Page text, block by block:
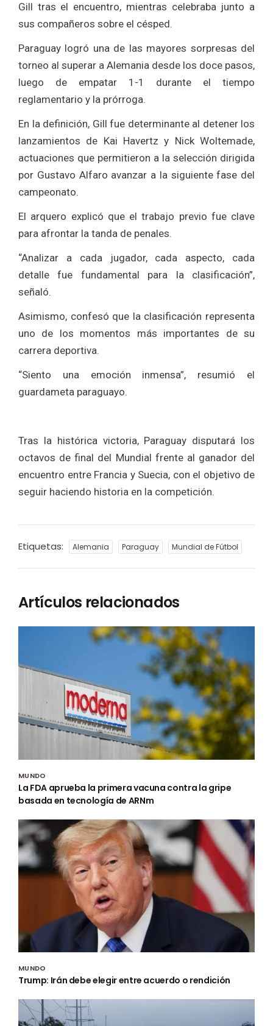
Gill tras el encuentro, mientras celebraba junto a
sus compañeros sobre el césped.
Paraguay logró una de las mayores sorpresas del
torneo al superar a Alemania desde los doce pasos,
luego de empatar 1-1 durante el tiempo
reglamentario y la prórroga.
En la definición, Gill fue determinante al detener los
lanzamientos de Kai Havertz y Nick Woltemade,
actuaciones que permitieron a la selección dirigida
por Gustavo Alfaro avanzar a la siguiente fase del
campeonato.
El arquero explicó que el trabajo previo fue clave
para afrontar la tanda de penales.
“Analizar a cada jugador, cada aspecto, cada
detalle fue fundamental para la clasificación”,
señaló.
Asimismo, confesó que la clasificación representa
uno de los momentos más importantes de su
carrera deportiva.
“Siento una emoción inmensa”, resumió el
guardameta paraguayo.
Tras la histórica victoria, Paraguay disputará los
octavos de final del Mundial frente al ganador del
encuentro entre Francia y Suecia, con el objetivo de
seguir haciendo historia en la competición.
Etiquetas: Alemania Paraguay Mundial de Fútbol
Artículos relacionados
MUNDO
La FDA aprueba la primera vacuna contra la gripe
basada en tecnología de ARNm
MUNDO
Trump: Irán debe elegir entre acuerdo o rendición